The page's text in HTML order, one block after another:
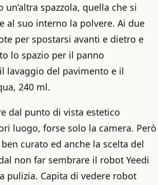
un’altra spazzola, quella che si
al suo interno la polvere. Ai due
per spostarsi avanti e dietro e
lo spazio per il panno
lavaggio del pavimento e il
240 ml.
dal punto di vista estetico
luogo, forse solo la camera. Però
curato ed anche la scelta del
non far sembrare il robot Yeedi
pulizia. Capita di vedere robot